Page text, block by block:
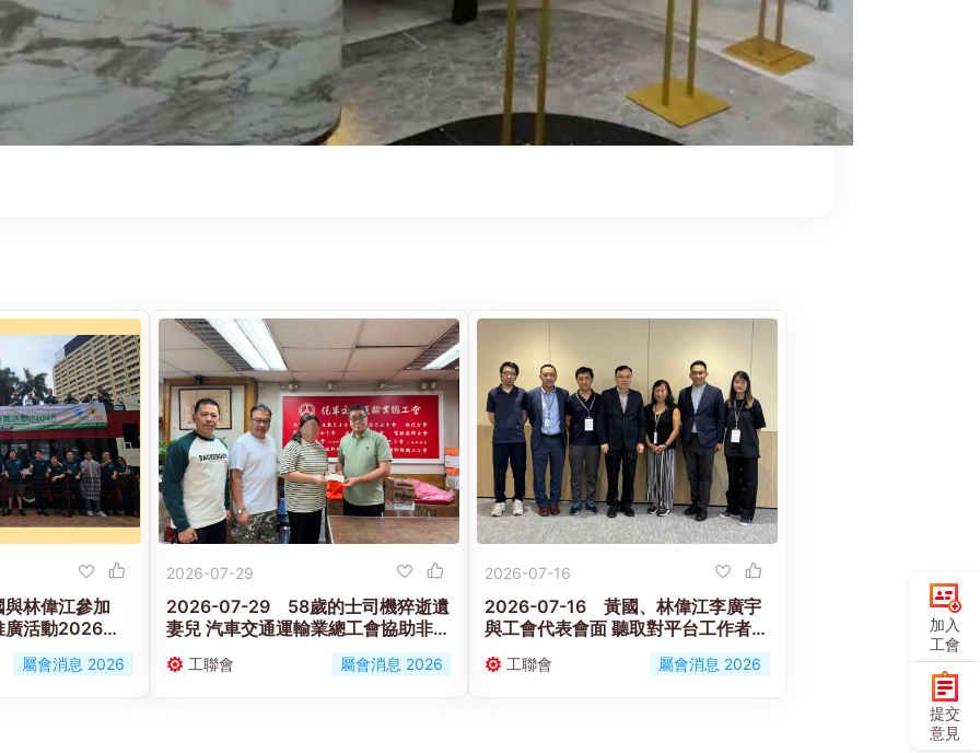
林偉江參加
廣活動2026」
健」發展
屬會消息 2026
2026-07-29
2026-07-29 58歲的士司機猝逝遺
妻兒 汽車交通運輸業總工會協助非會
員家屬申援助金度難關
工聯會 屬會消息 2026
2026-07-16
2026-07-16 黃國、林偉江李廣宇
與工會代表會面 聽取對平台工作者工
傷補償機制立法框架意見
工聯會 屬會消息 2026
加入
工會
提交
意見